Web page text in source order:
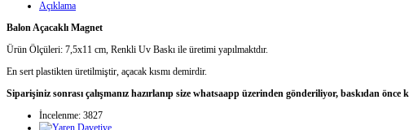
Açıklama
Balon Açacaklı Magnet
Ürün Ölçüleri: 7,5x11 cm, Renkli Uv Baskı ile üretimi yapılmaktdır.
En sert plastikten üretilmiştir, açacak kısmı demirdir.
Siparişiniz sonrası çalışmanız hazırlanıp size whatsaapp üzerinden gönderiliyor, baskıdan
İncelenme: 3827